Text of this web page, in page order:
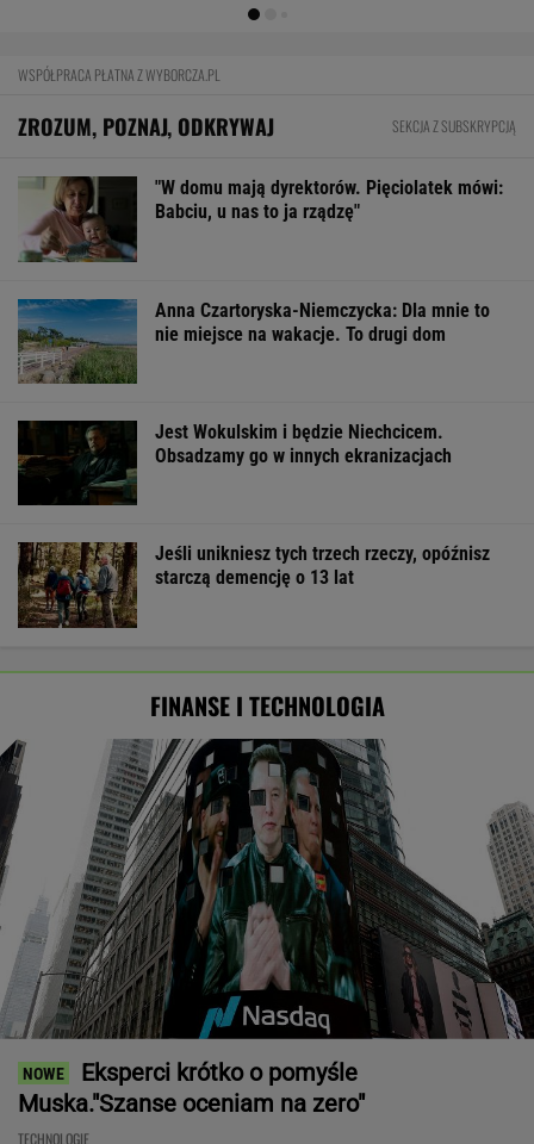
WSPÓŁPRACA PŁATNA Z WYBORCZA.PL
ZROZUM, POZNAJ, ODKRYWAJ SEKCJA Z SUBSKRYPCJĄ
"W domu mają dyrektorów. Pięciolatek mówi:
Babciu, u nas to ja rządzę"
Anna Czartoryska-Niemczycka: Dla mnie to
nie miejsce na wakacje. To drugi dom
Jest Wokulskim i będzie Niechcicem.
Obsadzamy go w innych ekranizacjach
Jeśli unikniesz tych trzech rzeczy, opóźnisz
starczą demencję o 13 lat
FINANSE I TECHNOLOGIA
Eksperci krótko o pomyśle
Muska."Szanse oceniam na zero"
TECHNOLOGIE